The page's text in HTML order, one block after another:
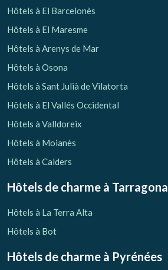
Hôtels à El Barcelonès
Hôtels à El Maresme
Hôtels à Arenys de Mar
Hôtels à Osona
Hôtels à Sant Julià de Vilatorta
Hôtels à El Vallés Occidental
Hôtels à Valldoreix
Hôtels à Moianès
Hôtels à Calders
Hôtels de charme à Tarragona
Hôtels à La Terra Alta
Hôtels à Bot
Hôtels de charme à Pyrénées